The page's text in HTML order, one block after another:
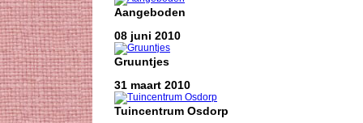
Aangeboden
08 juni 2010
Gruuntjes
31 maart 2010
Tuincentrum Osdorp